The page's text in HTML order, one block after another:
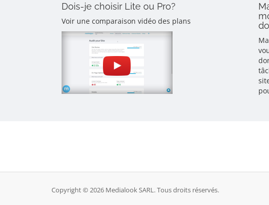
Dois-je choisir Lite ou Pro?
Voir une comparaison vidéo des plans
Copyright © 2026 Medialook SARL. Tous droits réservés.